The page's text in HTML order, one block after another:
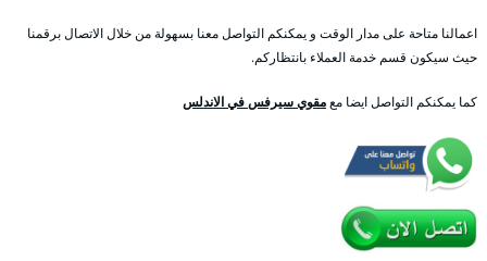
اعمالنا متاحة على مدار الوقت و يمكنكم التواصل معنا بسهولة من خلال الاتصال برقمنا
حيث سيكون قسم خدمة العملاء بانتظاركم.
كما يمكنكم التواصل ايضا معمقوي سيرفس في الاندلس